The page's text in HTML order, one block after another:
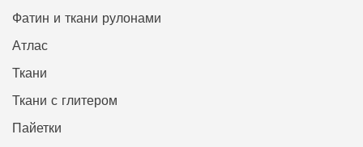
Фатин и ткани рулонами
Атлас
Ткани
Ткани с глитером
Пайетки